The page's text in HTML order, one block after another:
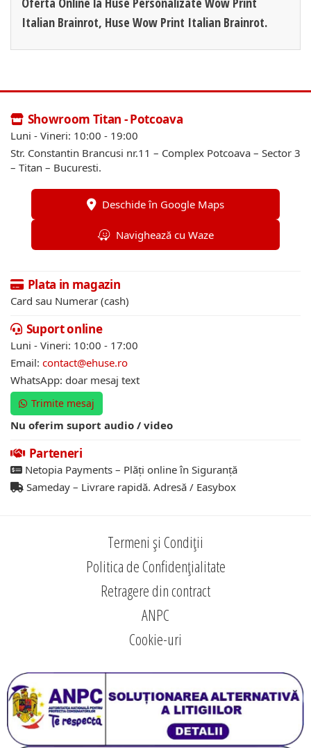
Italian Brainrot, Huse Wow Print Italian Brainrot.
Showroom Titan - Potcoava
Luni - Vineri: 10:00 - 19:00
Str. Constantin Brancusi nr.11 – Complex Potcoava – Sector 3
– Titan – Bucuresti.
Deschide în Google Maps
Navighează cu Waze
Plata in magazin
Card sau Numerar (cash)
Suport online
Luni - Vineri: 10:00 - 17:00
Email: contact@ehuse.ro
WhatsApp: doar mesaj text
Trimite mesaj
Nu oferim suport audio / video
Parteneri
Netopia Payments – Plăți online în Siguranță
Sameday – Livrare rapidă. Adresă / Easybox
Termeni și Condiții
Politica de Confidențialitate
Retragere din contract
ANPC
Cookie-uri